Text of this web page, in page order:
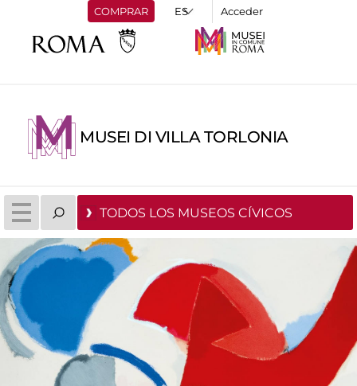
COMPRAR Acceder
MUSEI DI VILLA TORLONIA
TODOS LOS MUSEOS CÍVICOS